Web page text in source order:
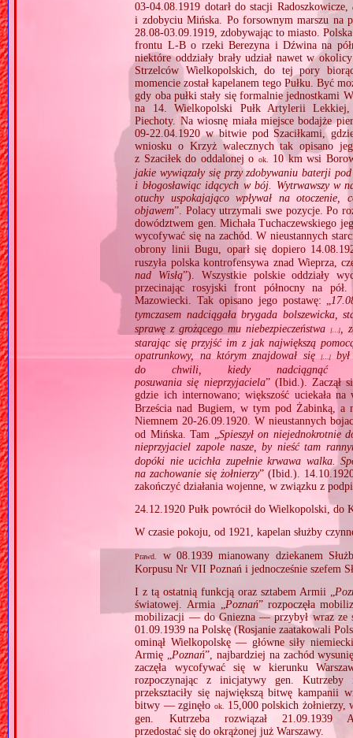
03‐04.08.1919 dotarł do stacji Radoszkowicze,
i zdobyciu Mińska. Po forsownym marszu na
28.08‐03.09.1919, zdobywając to miasto.
frontu L‐B o rzeki Berezyna i Dźwina na
niektóre oddziały brały udział nawet w
Strzelców Wielkopolskich, do tej pory
momencie został kapelanem tego Pułku. Być
gdy oba pułki stały się formalnie jednostkami
na 14. Wielkopolski Pułk Artylerii
Piechoty. Na wiosnę miała miejsce bodajże
09‐22.04.1920 w bitwie pod Szaciłkami,
wniosku o Krzyż walecznych tak opisano
z Szaciłek do oddalonej o ok.
10 km wsi
jakie wywiązały się przy zdobywaniu baterji
i błogosławiąc idących w bój. Wytrwawszy w
otuchy uspokajająco wpływał na otoczenie,
objawem”. Polacy utrzymali swe pozycje. Po
dowództwem gen. Michała Tuchaczewskiego
wycofywać się na zachód. W nieustannych
obrony linii Bugu, oparł się dopiero
ruszyła polska kontrofensywa znad Wieprza,
nad Wisłą”). Wszystkie polskie oddziały
przecinając rosyjski front północny na
Mazowiecki. Tak opisano jego postawę: „
tymczasem nadciągała brygada bolszewicka,
sprawę z grożącego mu niebezpieczeństwa
[…],
starając się przyjść im z jak największą
opatrunkowy, na którym znajdował się[…]był
do chwili, kiedy nadciągnąć
posuwania się nieprzyjaciela” (Ibid.). Zaczął
gdzie ich internowano; większość uciekała
Brześcia nad Bugiem, w tym pod Żabinką, a
Niemnem 20‐26.09.1920. W nieustannych
od Mińska. Tam „Spieszył on niejednokrotnie
nieprzyjaciel zapole nasze, by nieść tam
dopóki nie ucichła zupełnie krwawa walka.
na zachowanie się żołnierzy” (Ibid.).
zakończyć działania wojenne, w związku z
24.12.1920 Pułk powrócił do Wielkopolski, do
W czasie pokoju, od 1921, kapelan służby
Prawd.
w 08.1939 mianowany dziekanem
Korpusu Nr VII Poznań i jednocześnie szefem
I z tą ostatnią funkcją oraz sztabem Armii „
światowej. Armia „ Poznań” rozpoczęła
mobilizacji — do Gniezna — przybył wraz ze
01.09.1939 na Polskę (Rosjanie zaatakowali
ominął Wielkopolskę — główne siły
Armię „ Poznań”, najbardziej na zachód
zaczęła wycofywać się w kierunku
rozpoczynając z inicjatywy gen. Kutrzeby
przeksztaciły się największą bitwę kampanii
bitwy — zginęło ok.
15,000 polskich żołnierzy,
gen. Kutrzeba rozwiązał 21.09.1939
przedostać się do okrążonej już Warszawy.